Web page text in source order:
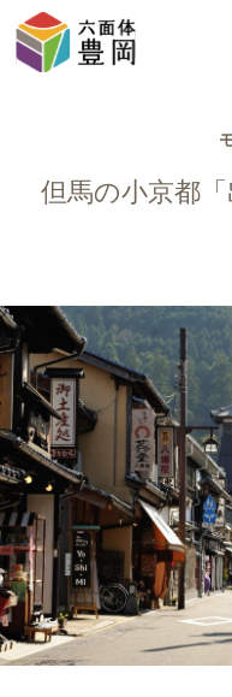
但馬の小京都